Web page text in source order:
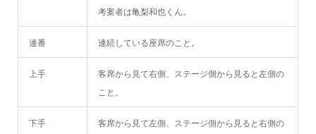
考案者は亀梨和也くん。
連番 連続している座席のこと。
上手
客席から見て右側、ステージ側から見ると左側の
こと。
下手
客席から見て左側、ステージ側から見ると右側の